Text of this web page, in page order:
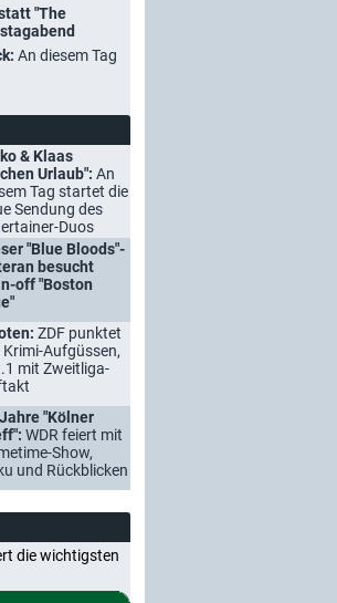
"The
An diesem Tag
& Klaas
Urlaub": An
Tag startet die
Sendung des
Duos
"Blue Bloods"-
besucht
off "Boston
ZDF punktet
Krimi-Aufgüssen,
mit Zweitliga-
"Kölner
WDR feiert mit
Show,
und Rückblicken
die wichtigsten